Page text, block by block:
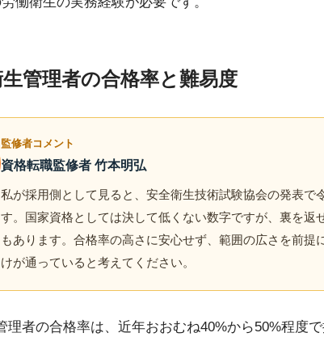
管理者の合格率と難易度
監修者コメント
資格転職監修者 竹本明弘
私が採用側として見ると、安全衛生技術試験協会の発表で
す。国家資格としては決して低くない数字ですが、裏を返
もあります。合格率の高さに安心せず、範囲の広さを前提
けが通っていると考えてください。
理者の合格率は、近年おおむね40%から50%程度